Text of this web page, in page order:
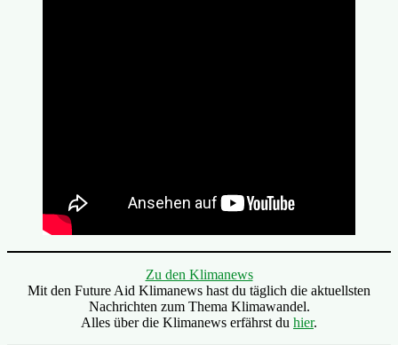
Zu den Klimanews
Mit den Future Aid Klimanews hast du täglich die aktuellsten
Nachrichten zum Thema Klimawandel.
Alles über die Klimanews erfährst du hier.